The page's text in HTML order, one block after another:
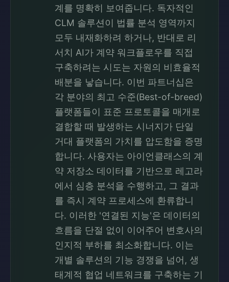
계를 명확히 보여줍니다. 독자적인
CLM 솔루션이 법률 분석 영역까지
모두 내재화하려 하거나, 반대로 리
서치 AI가 계약 워크플로우를 직접
구축하려는 시도는 자원의 비효율적
배분을 낳습니다. 이번 파트너십은
각 분야의 최고 수준(Best-of-breed)
플랫폼들이 표준 프로토콜을 매개로
결합할 때 발생하는 시너지가 단일
거대 플랫폼의 가치를 압도함을 증명
합니다. 사용자는 아이언클래스의 계
약 저장소 데이터를 기반으로 레고라
에서 심층 분석을 수행하고, 그 결과
를 즉시 계약 프로세스에 환류합니
다. 이러한 '연결된 지능'은 데이터의
흐름을 단절 없이 이어주어 변호사의
인지적 부하를 최소화합니다. 이는
개별 솔루션의 기능 경쟁을 넘어, 생
태계적 협업 네트워크를 구축하는 기